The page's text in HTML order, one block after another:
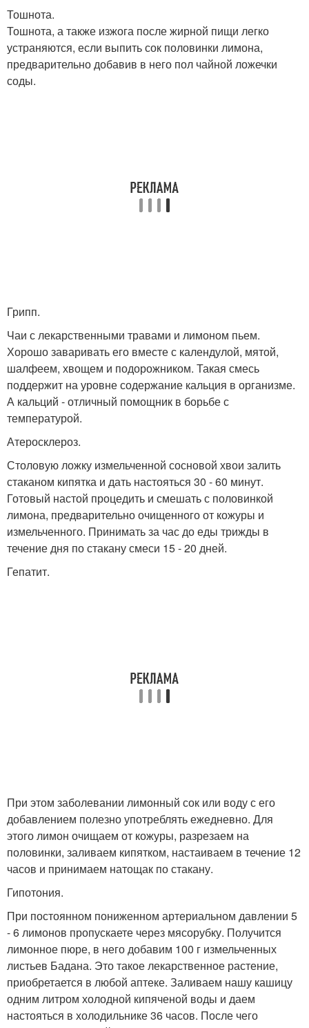
Тошнота.
Тошнота, а также изжога после жирной пищи легко
устраняются, если выпить сок половинки лимона,
предварительно добавив в него пол чайной ложечки
соды.
Грипп.
Чаи с лекарственными травами и лимоном пьем.
Хорошо заваривать его вместе с календулой, мятой,
шалфеем, хвощем и подорожником. Такая смесь
поддержит на уровне содержание кальция в организме.
А кальций - отличный помощник в борьбе с
температурой.
Атеросклероз.
Столовую ложку измельченной сосновой хвои залить
стаканом кипятка и дать настояться 30 - 60 минут.
Готовый настой процедить и смешать с половинкой
лимона, предварительно очищенного от кожуры и
измельченного. Принимать за час до еды трижды в
течение дня по стакану смеси 15 - 20 дней.
Гепатит.
При этом заболевании лимонный сок или воду с его
добавлением полезно употреблять ежедневно. Для
этого лимон очищаем от кожуры, разрезаем на
половинки, заливаем кипятком, настаиваем в течение 12
часов и принимаем натощак по стакану.
Гипотония.
При постоянном пониженном артериальном давлении 5
- 6 лимонов пропускаете через мясорубку. Получится
лимонное пюре, в него добавим 100 г измельченных
листьев Бадана. Это такое лекарственное растение,
приобретается в любой аптеке. Заливаем нашу кашицу
одним литром холодной кипяченой воды и даем
настояться в холодильнике 36 часов. После чего